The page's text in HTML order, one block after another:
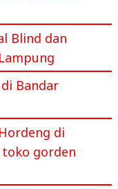
Blind dan
Bandar
di
toko gorden